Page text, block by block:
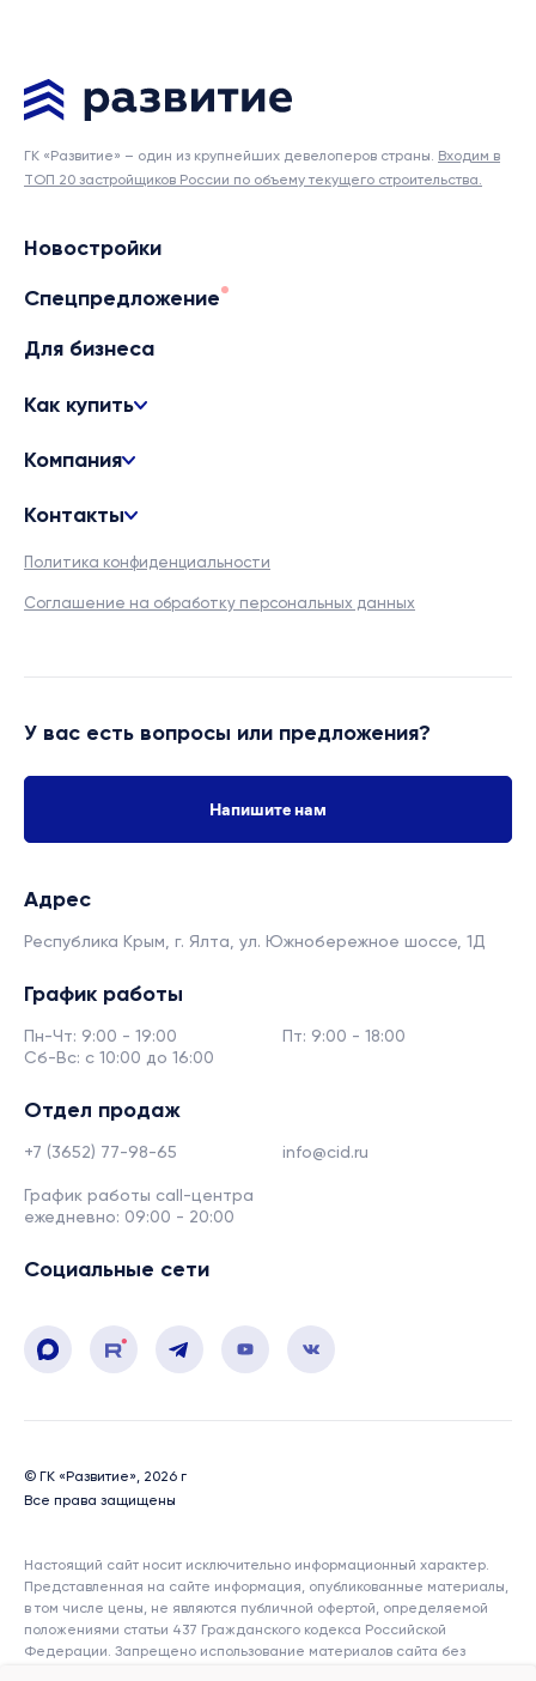
ГК «Развитие» – один из крупнейших девелоперов страны. Входим в
ТОП 20 застройщиков России по объему текущего строительства.
Новостройки
Спецпредложение
Для бизнеса
Как купить
Компания
Контакты
Политика конфиденциальности
Соглашение на обработку персональных данных
У вас есть вопросы или предложения?
Напишите нам
Адрес
Республика Крым, г. Ялта, ул. Южнобережное шоссе, 1Д
График работы
Пн-Чт: 9:00 - 19:00
Пт: 9:00 - 18:00
Сб-Вс: с 10:00 до 16:00
Отдел продаж
+7 (3652) 77-98-65 info@cid.ru
График работы call-центра
ежедневно: 09:00 - 20:00
Социальные сети
© ГК «Развитие», 2026 г
Все права защищены
Настоящий сайт носит исключительно информационный характер.
Представленная на сайте информация, опубликованные материалы,
в том числе цены, не являются публичной офертой, определяемой
положениями статьи 437 Гражданского кодекса Российской
Федерации. Запрещено использование материалов сайта без